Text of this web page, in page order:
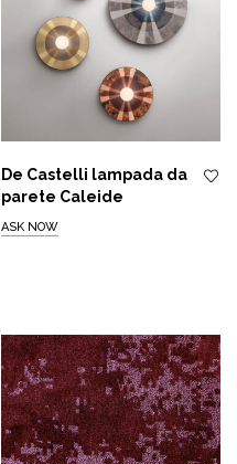
De Castelli lampada da
parete Caleide
ASK NOW